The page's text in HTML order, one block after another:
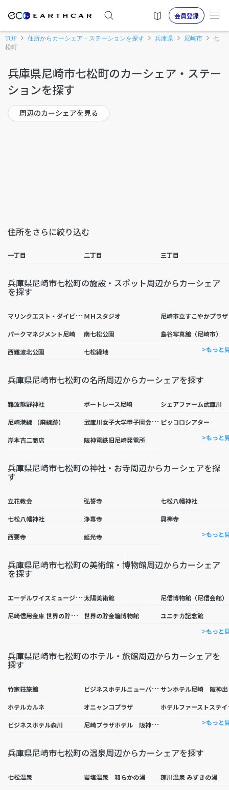
会員登録
TOP 住所からカーシェア・ステーションを探す 兵庫県 尼崎市
七
松町
兵庫県尼崎市七松町のカーシェア・ステー
ションを探す
周辺のカーシェアを見る
住所をさらに絞り込む
一丁目 二丁目 三丁目
兵庫県尼崎市七松町の施設・スポット周辺からカーシェア
を探す
マ
リンクエスト・ダイビングショップ ＭＨスタジオ 尼崎市立すこやかプラザ
パークマネジメント尼崎 南七松公園 島谷写真館（尼崎市）
西難波北公園 七松緑地 >もっと
兵庫県尼崎市七松町の名所周辺からカーシェアを探す
難波熊野神社 ボートレース尼崎 シェアファーム武庫川
尼崎港線 （廃線跡） 武
庫川女子大学甲子園会館（旧甲子園ホテル） ピッコロシアター
岸本吉二商店 阪神電鉄旧尼崎発電所 >もっと
兵庫県尼崎市七松町の神社・お寺周辺からカーシェアを探
す
立花教会 弘誓寺 七松八幡神社
七松八幡神社 浄専寺 興禅寺
西要寺 延光寺 >もっと
兵庫県尼崎市七松町の美術館・博物館周辺からカーシェア
を探す
エ
ーデルワイスミュージアム 太陽美術館 尼信博物館（尼信会館）
尼
崎信用金庫 世界の貯金箱博物館 世界の貯金箱博物館
ユニチカ記念館
>もっと
兵庫県尼崎市七松町のホテル・旅館周辺からカーシェアを
探す
竹家荘旅館 ビ
ジネスホテルニューパレス
ホテルカルネ オニャンコプラザ
ビジネスホテル森川 尼
崎プラザホテル 阪神尼崎 >もっと
兵庫県尼崎市七松町の温泉周辺からカーシェアを探す
七松温泉 岩塩温泉 和らかの湯 蓬川温泉 みずきの湯